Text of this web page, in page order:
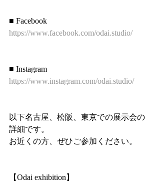
■ Facebook
https://www.facebook.com/odai.studio/
■ Instagram
https://www.instagram.com/odai.studio/
以下名古屋、松阪、東京での展示会の
詳細です。
お近くの方、ぜひご参加ください。
【Odai exhibition】